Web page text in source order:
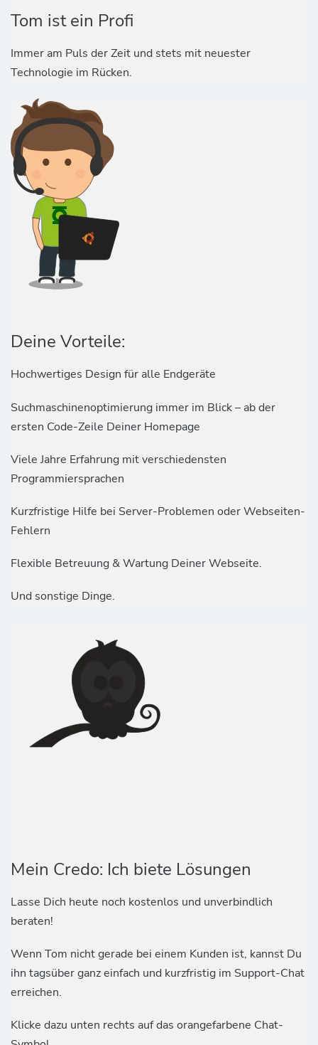
Tom ist ein Profi
Immer am Puls der Zeit und stets mit neuester
Technologie im Rücken.
Deine Vorteile:
Hochwertiges Design für alle Endgeräte
Suchmaschinenoptimierung immer im Blick – ab der
ersten Code-Zeile Deiner Homepage
Viele Jahre Erfahrung mit verschiedensten
Programmiersprachen
Kurzfristige Hilfe bei Server-Problemen oder Webseiten-
Fehlern
Flexible Betreuung & Wartung Deiner Webseite.
Und sonstige Dinge.
Mein Credo: Ich biete Lösungen
Lasse Dich heute noch kostenlos und unverbindlich
beraten!
Wenn Tom nicht gerade bei einem Kunden ist, kannst Du
ihn tagsüber ganz einfach und kurzfristig im Support-Chat
erreichen.
Klicke dazu unten rechts auf das orangefarbene Chat-